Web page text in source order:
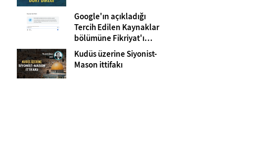
Google'ın açıkladığı
Tercih Edilen Kaynaklar
bölümüne Fikriyat'ı
eklemeyi unutmayın!
Kudüs üzerine Siyonist-
Mason ittifakı